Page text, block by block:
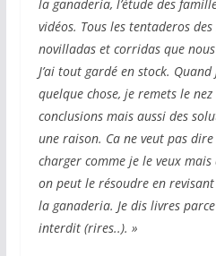
la ganaderia, l’étude des
vidéos. Tous les tentaderos
novilladas et corridas que
J’ai tout gardé en stock.
quelque chose, je remets le
conclusions mais aussi des
une raison. Ca ne veut pas
charger comme je le veux
on peut le résoudre en
la ganaderia. Je dis livres
interdit (rires..). »